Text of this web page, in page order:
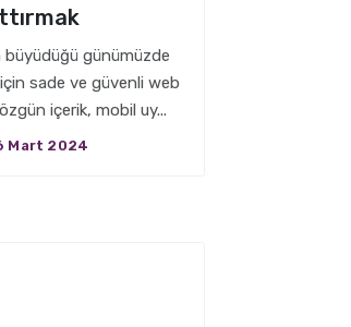
büyüdüğü günümüzde
için sade ve güvenli web
içerik, mobil uy...
Mart 2024